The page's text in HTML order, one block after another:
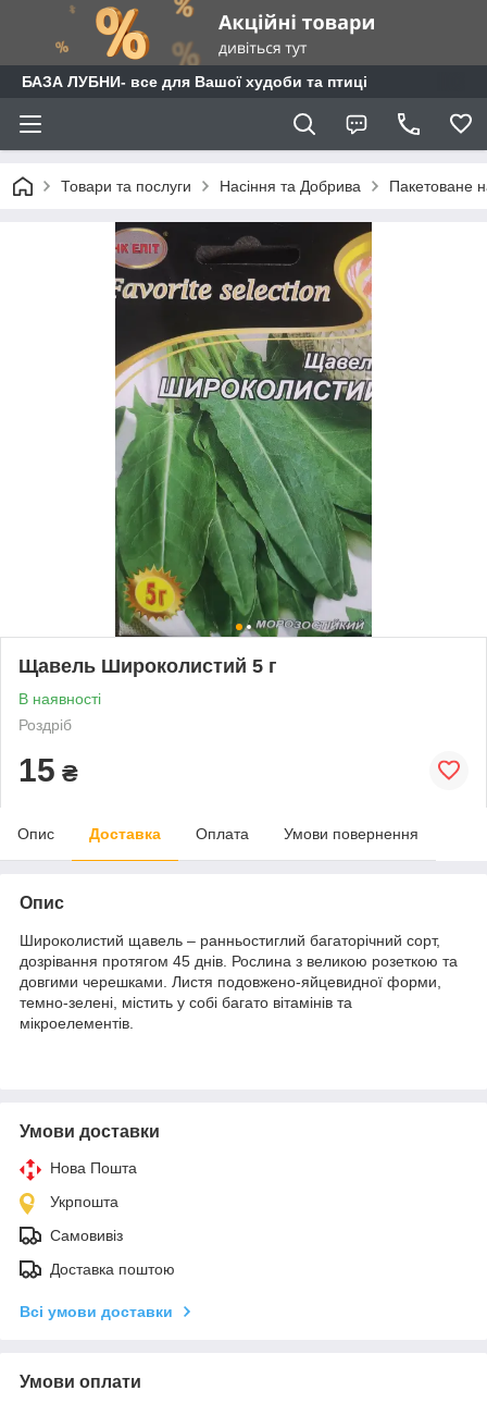
БАЗА ЛУБНИ- все для Вашої худоби та птиці
Товари та послуги Насіння та Добрива Пакетоване
Щавель Широколистий 5 г
В наявності
Роздріб
15 ₴
Опис Доставка Оплата Умови повернення
Опис
Широколистий щавель – ранньостиглий багаторічний сорт,
дозрівання протягом 45 днів. Рослина з великою розеткою та
довгими черешками. Листя подовжено-яйцевидної форми,
темно-зелені, містить у собі багато вітамінів та
мікроелементів.
Умови доставки
Нова Пошта
Укрпошта
Самовивіз
Доставка поштою
Всі умови доставки
Умови оплати